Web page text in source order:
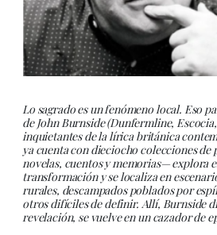
Lo sagrado es un fenómeno local. Eso
de John Burnside (Dunfermline, Escocia,
inquietantes de la lírica británica
ya cuenta con dieciocho colecciones de
novelas, cuentos y memorias— explora
transformación y se localiza en
rurales, descampados poblados por
otros difíciles de definir. Allí, Burnside
revelación, se vuelve en un cazador de